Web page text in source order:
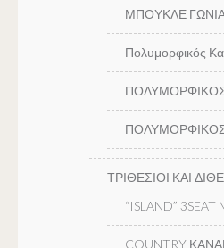
ΜΠΟΥΚΛΕ
Πολυμορφικός
ΠΟΛΥΜΟΡΦΙΚΟΣ
ΠΟΛΥΜΟΡΦΙΚΟΣ
ΤΡΙΘΕΣΙΟΙ ΚΑΙ
“ISLAND” 3SEAT
COUNTRY